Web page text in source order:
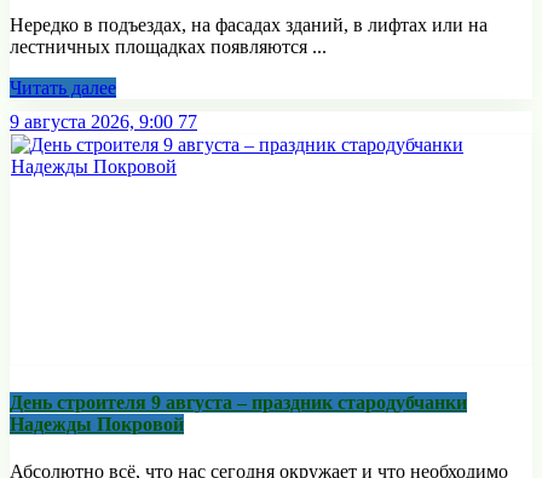
Нередко в подъездах, на фасадах зданий, в лифтах или на
лестничных площадках появляются ...
Читать далее
9 августа 2026, 9:00 77
День строителя 9 августа – праздник стародубчанки
Надежды Покровой
Абсолютно всё, что нас сегодня окружает и что необходимо